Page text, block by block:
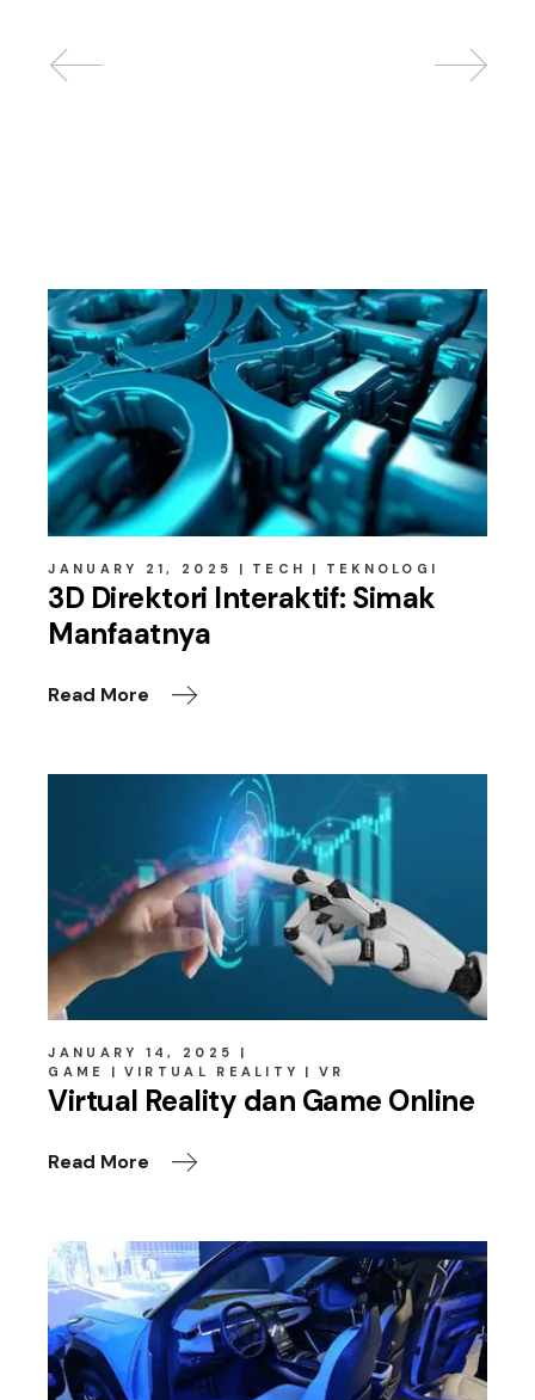
JANUARY 21, 2025 TECH TEKNOLOGI
3D Direktori Interaktif: Simak
Manfaatnya
Read More
JANUARY 14, 2025
GAME
VIRTUAL REALITY VR
Virtual Reality dan Game Online
Read More